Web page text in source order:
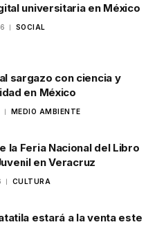
universitaria en México
SOCIAL
sargazo con ciencia y
en México
MEDIO AMBIENTE
la Feria Nacional del Libro
en Veracruz
CULTURA
estará a la venta este